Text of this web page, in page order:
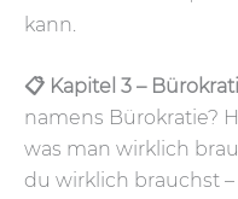
kann.
📋 Kapitel 3 –
namens Bürokratie?
was man wirklich
du wirklich brauchst